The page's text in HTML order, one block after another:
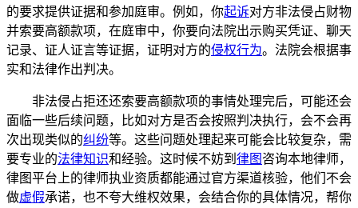
的要求提供证据和参加庭审。例如，你起诉对方非法侵占财物
并索要高额款项，在庭审中，你要向法院出示购买凭证、聊天
记录、证人证言等证据，证明对方的侵权行为。法院会根据事
实和法律作出判决。
非法侵占拒还还索要高额款项的事情处理完后，可能还会
面临一些后续问题，比如对方是否会按照判决执行，会不会再
次出现类似的纠纷等。这些问题处理起来可能会比较复杂，需
要专业的法律知识和经验。这时候不妨到 律图 咨询本地律师，
律图平台上的律师执业资质都能通过官方渠道核验，他们不会
做虚假承诺，也不夸大维权效果，会结合你的具体情况，帮你